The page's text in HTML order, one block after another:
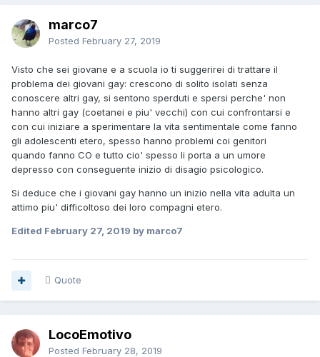
marco7
Posted February 27, 2019
Visto che sei giovane e a scuola io ti suggerirei di trattare il
problema dei giovani gay: crescono di solito isolati senza
conoscere altri gay, si sentono sperduti e spersi perche' non
hanno altri gay (coetanei e piu' vecchi) con cui confrontarsi e
con cui iniziare a sperimentare la vita sentimentale come fanno
gli adolescenti etero, spesso hanno problemi coi genitori
quando fanno CO e tutto cio' spesso li porta a un umore
depresso con conseguente inizio di disagio psicologico.
Si deduce che i giovani gay hanno un inizio nella vita adulta un
attimo piu' difficoltoso dei loro compagni etero.
Edited February 27, 2019 by marco7
Quote
LocoEmotivo
Posted February 28, 2019